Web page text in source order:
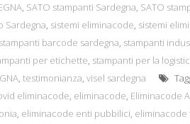
, SATO stampanti Sardegna, SATO
Sardegna, sistemi eliminacode, sistemi
stampanti barcode sardegna, stampanti
per etichette, stampanti per la
, testimonianza, visel sardegna
eliminacode, eliminacode, Eliminacode
, eliminacode enti pubbilici, eliminacode